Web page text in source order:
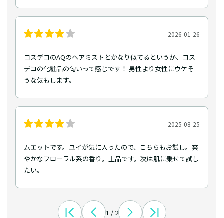
2026-01-26
コスデコのAQのヘアミストとかなり似てるというか、コス
デコの化粧品の匂いって感じです！ 男性より女性にウケそ
うな気もします。
2025-08-25
ムエットです。ユイが気に入ったので、こちらもお試し。爽
やかなフローラル系の香り。上品です。次は肌に乗せて試し
たい。
1 / 2